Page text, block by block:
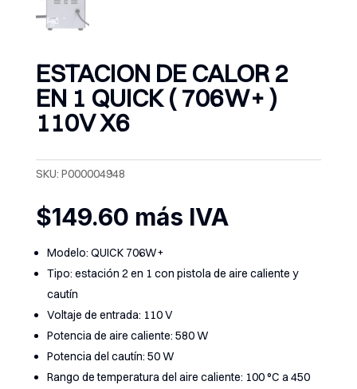
ESTACION DE CALOR 2
EN 1 QUICK ( 706W+ )
110V X6
SKU: P000004948
$149.60 más IVA
Modelo: QUICK 706W+
Tipo: estación 2 en 1 con pistola de aire caliente y
cautín
Voltaje de entrada: 110 V
Potencia de aire caliente: 580 W
Potencia del cautín: 50 W
Rango de temperatura del aire caliente: 100 °C a 450